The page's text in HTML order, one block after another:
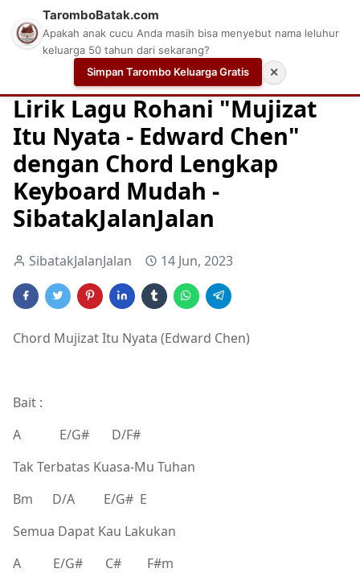
Chord Chord Gitar Lagu Rohani Chord Gitar
Lirik Lagu Rohani "Mujizat
Itu Nyata - Edward Chen"
dengan Chord Lengkap
Keyboard Mudah -
SibatakJalanJalan
SibatakJalanJalan 14 Jun, 2023
Chord Mujizat Itu Nyata (Edward Chen)
Bait :
A E/G# D/F#
Tak Terbatas Kuasa-Mu Tuhan
Bm D/A E/G# E
Semua Dapat Kau Lakukan
A E/G# C# F#m
TaromboBatak.com
Apakah anak cucu Anda masih bisa menyebut nama leluhur
keluarga 50 tahun dari sekarang?
Simpan Tarombo Keluarga Gratis
✕